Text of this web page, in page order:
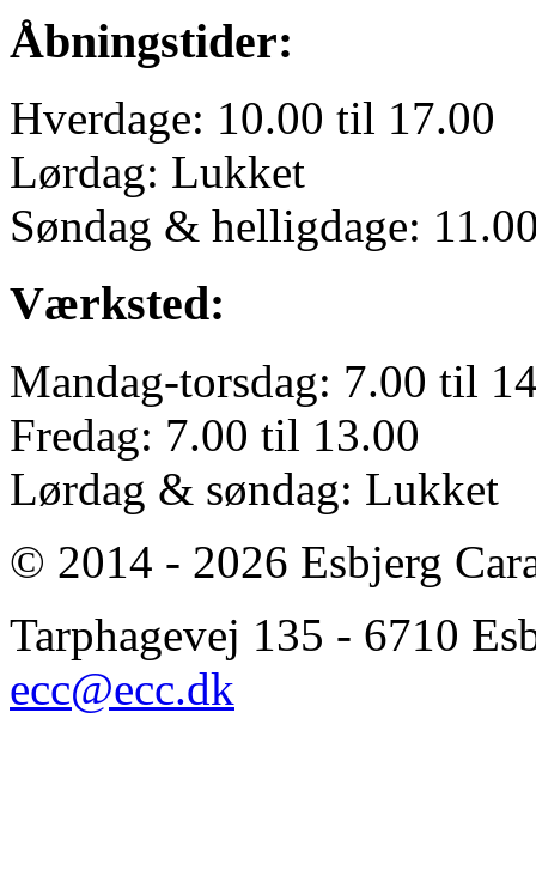
Åbningstider:
Hverdage: 10.00 til 17.00
Lørdag: Lukket
Søndag & helligdage:
Værksted:
Mandag-torsdag: 7.00 til
Fredag: 7.00 til 13.00
Lørdag & søndag: Lukket
© 2014 - 2026 Esbjerg
Tarphagevej 135 - 6710
ecc@ecc.dk